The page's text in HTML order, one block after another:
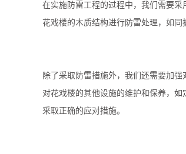
在实施防雷工程的过程中，我们需要
花戏楼的木质结构进行防雷处理，如
除了采取防雷措施外，我们还需要加
对花戏楼的其他设施的维护和保养，
采取正确的应对措施。